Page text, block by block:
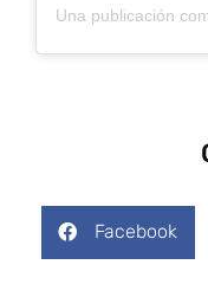
Una publicación
Facebook